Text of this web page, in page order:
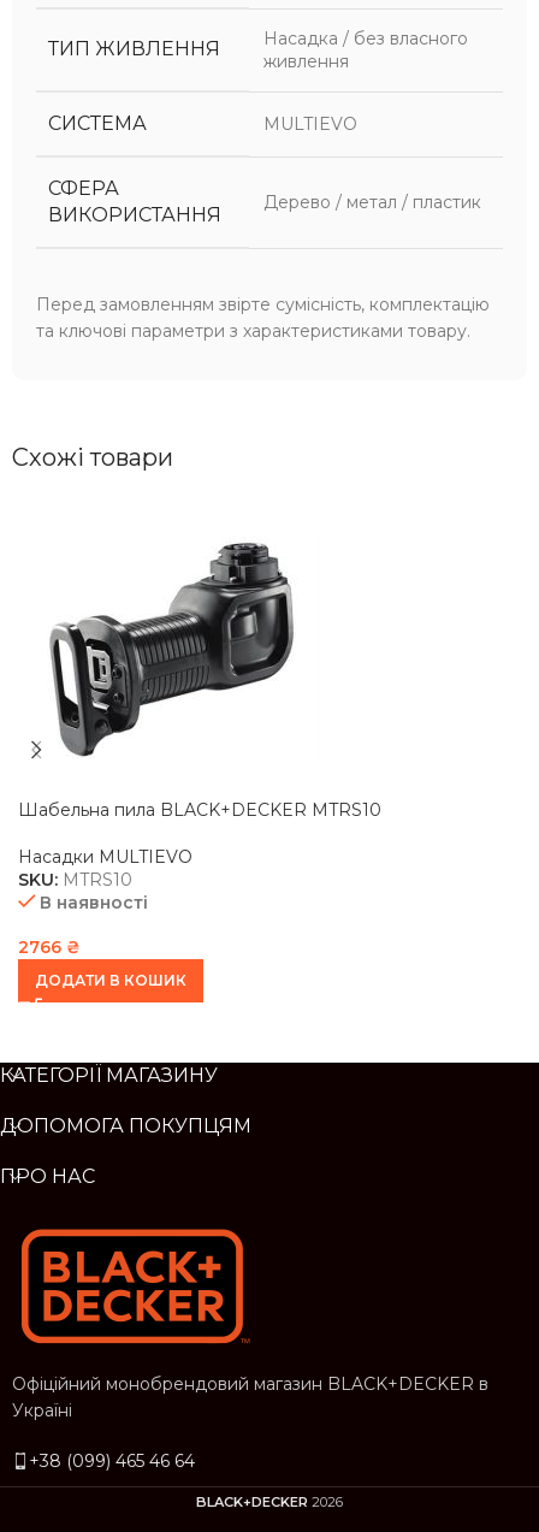
ТИП ЖИВЛЕННЯ
Насадка / без власного
живлення
СИСТЕМА MULTIEVO
СФЕРА
ВИКОРИСТАННЯ
Дерево / метал / пластик
Перед замовленням звірте сумісність, комплектацію
та ключові параметри з характеристиками товару.
Схожі товари
Шабельна пила BLACK+DECKER MTRS10
Насадки MULTIEVO
SKU: MTRS10
В наявності
2766 ₴
ДОДАТИ В КОШИК
КАТЕГОРІЇ МАГАЗИНУ
ДОПОМОГА ПОКУПЦЯМ
ПРО НАС
Офіційний монобрендовий магазин BLACK+DECKER в
Україні
+38 (099) 465 46 64
BLACK+DECKER 2026